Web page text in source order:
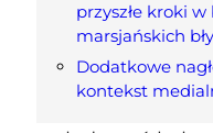
przyszłe kroki
marsjańskich
Dodatkowe
kontekst